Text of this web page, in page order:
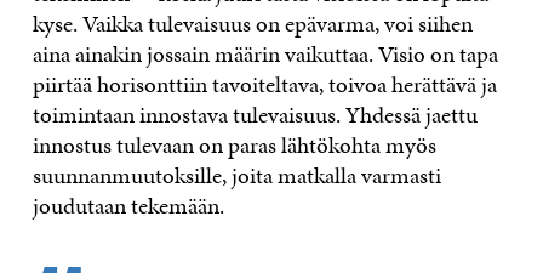
kyse. Vaikka tulevaisuus on epävarma, voi siihen
aina ainakin jossain määrin vaikuttaa. Visio on tapa
piirtää horisonttiin tavoiteltava, toivoa herättävä ja
toimintaan innostava tulevaisuus. Yhdessä jaettu
innostus tulevaan on paras lähtökohta myös
suunnanmuutoksille, joita matkalla varmasti
joudutaan tekemään.